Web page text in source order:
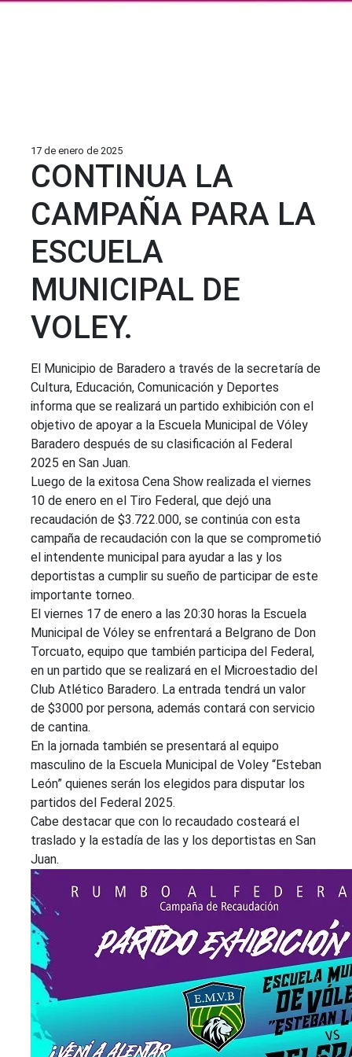
17 de enero de 2025
CONTINUA LA
CAMPAÑA PARA LA
ESCUELA
MUNICIPAL DE
VOLEY.
El Municipio de Baradero a través de la secretaría de
Cultura, Educación, Comunicación y Deportes
informa que se realizará un partido exhibición con el
objetivo de apoyar a la Escuela Municipal de Vóley
Baradero después de su clasificación al Federal
2025 en San Juan.
Luego de la exitosa Cena Show realizada el viernes
10 de enero en el Tiro Federal, que dejó una
recaudación de $3.722.000, se continúa con esta
campaña de recaudación con la que se comprometió
el intendente municipal para ayudar a las y los
deportistas a cumplir su sueño de participar de este
importante torneo.
El viernes 17 de enero a las 20:30 horas la Escuela
Municipal de Vóley se enfrentará a Belgrano de Don
Torcuato, equipo que también participa del Federal,
en un partido que se realizará en el Microestadio del
Club Atlético Baradero. La entrada tendrá un valor
de $3000 por persona, además contará con servicio
de cantina.
En la jornada también se presentará al equipo
masculino de la Escuela Municipal de Voley “Esteban
León” quienes serán los elegidos para disputar los
partidos del Federal 2025.
Cabe destacar que con lo recaudado costeará el
traslado y la estadía de las y los deportistas en San
Juan.